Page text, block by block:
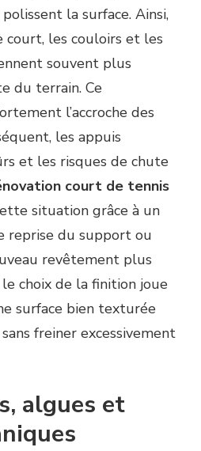
la surface. Ainsi,
court, les couloirs et les
souvent plus
du terrain. Ce
l’accroche des
les appuis
et les risques de chute
court de tennis
situation grâce à un
reprise du support ou
revêtement plus
choix de la finition joue
surface bien texturée
freiner excessivement
algues et